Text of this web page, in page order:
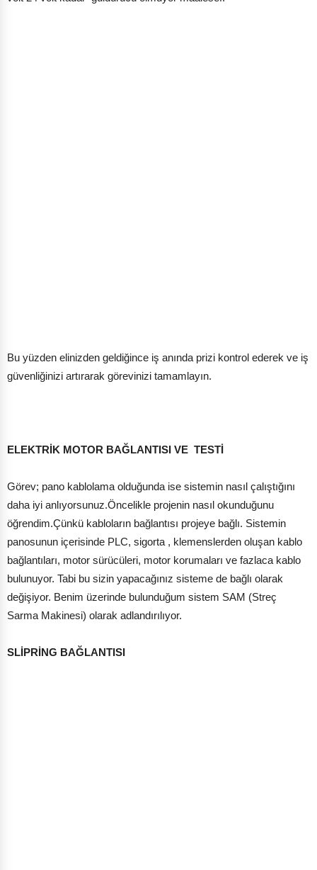
Bu yüzden elinizden geldiğince iş anında prizi kontrol ederek ve iş
güvenliğinizi artırarak görevinizi tamamlayın.
ELEKTRİK MOTOR BAĞLANTISI VE TESTİ
Görev; pano kablolama olduğunda ise sistemin nasıl çalıştığını
daha iyi anlıyorsunuz.Öncelikle projenin nasıl okunduğunu
öğrendim.Çünkü kabloların bağlantısı projeye bağlı. Sistemin
panosunun içerisinde PLC, sigorta , klemenslerden oluşan kablo
bağlantıları, motor sürücüleri, motor korumaları ve fazlaca kablo
bulunuyor. Tabi bu sizin yapacağınız sisteme de bağlı olarak
değişiyor. Benim üzerinde bulunduğum sistem SAM (Streç
Sarma Makinesi) olarak adlandırılıyor.
SLİPRİNG BAĞLANTISI